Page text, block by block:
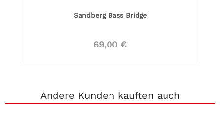
Sandberg Bass Bridge
69,00 €
Andere Kunden kauften auch